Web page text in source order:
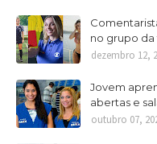
no grupo da
dezembro 12,
Jovem
abertas e
outubro 07,